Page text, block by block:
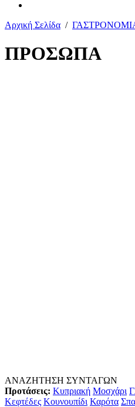
Αρχική Σελίδα /
ΠΡΟΣΩΠΑ
ΑΝΑΖΗΤΗΣΗ ΣΥΝΤΑΓΩΝ
Προτάσεις: Κυπριακή Μοσχάρι
Κεφτέδες Κουνουπίδι Καρότα